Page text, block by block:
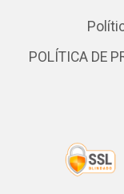
POLÍTICA DE